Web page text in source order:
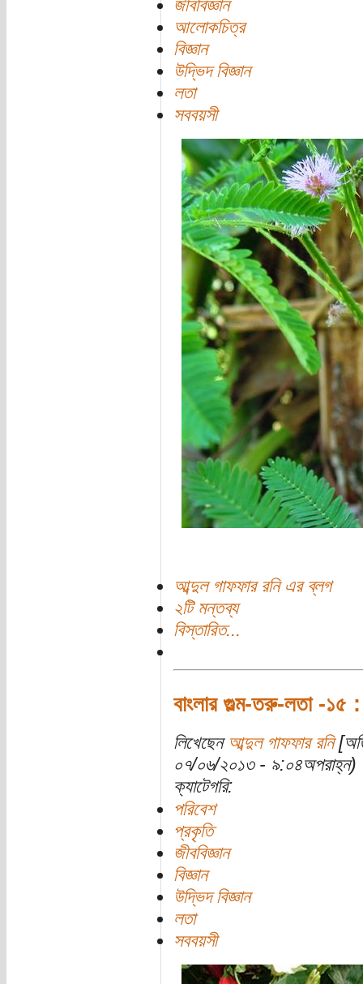
জীববিজ্ঞান
আলোকচিত্র
বিজ্ঞান
উদ্ভিদ বিজ্ঞান
লতা
সববয়সী
আব্দুল গাফফার রনি এর ব্লগ
২টি মন্তব্য
বিস্তারিত...
বাংলার গুল্ম-তরু-লতা -১৫ :
লিখেছেন আব্দুল গাফফার রনি
০৭/০৬/২০১৩ - ৯:০৪অপরাহ্ন)
ক্যাটেগরি:
পরিবেশ
প্রকৃতি
জীববিজ্ঞান
বিজ্ঞান
উদ্ভিদ বিজ্ঞান
লতা
সববয়সী